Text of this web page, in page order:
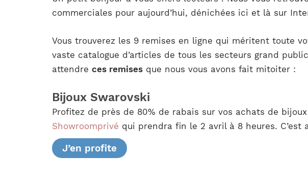
commerciales pour aujourd’hui, dénichées ici et là sur
Vous trouverez les 9 remises en ligne qui méritent toute
vaste catalogue d’articles de tous les secteurs grand
attendre ces remises que nous vous avons fait mitoiter :
Bijoux Swarovski
Profitez de près de 80% de rabais sur vos achats de
Showroomprivé qui prendra fin le 2 avril à 8 heures. C’est
J’en profite